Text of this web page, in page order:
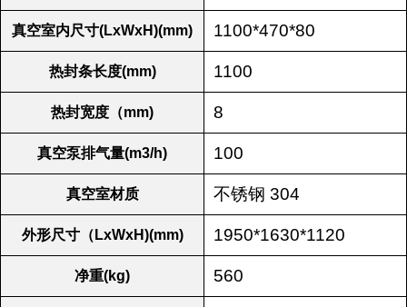
真空室内尺寸(LxWxH)(mm) 1100*470*80
热封条长度(mm) 1100
热封宽度（mm) 8
真空泵排气量(m3/h) 100
真空室材质 不锈钢 304
外形尺寸（LxWxH)(mm) 1950*1630*1120
净重(kg) 560